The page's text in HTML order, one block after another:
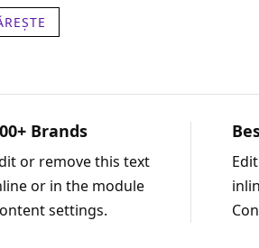
Brands
or remove this text
or in the module
settings.